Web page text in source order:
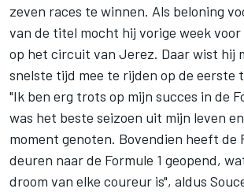
zeven races te winnen. Als beloning
van de titel mocht hij vorige week
op het circuit van Jerez. Daar wist hij
snelste tijd mee te rijden op de eerste
"Ik ben erg trots op mijn succes in de
was het beste seizoen uit mijn leven
moment genoten. Bovendien heeft de
deuren naar de Formule 1 geopend,
droom van elke coureur is", aldus